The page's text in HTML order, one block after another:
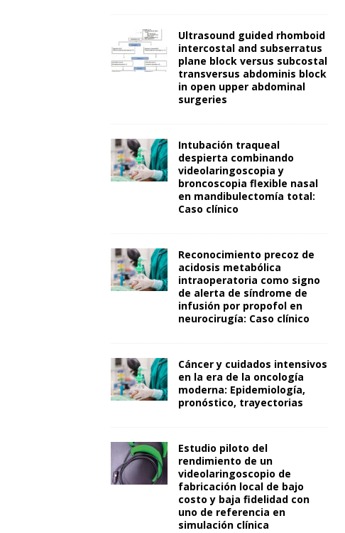
Ultrasound guided rhomboid
intercostal and subserratus
plane block versus subcostal
transversus abdominis block
in open upper abdominal
surgeries
Intubación traqueal
despierta combinando
videolaringoscopia y
broncoscopia flexible nasal
en mandibulectomía total:
Caso clínico
Reconocimiento precoz de
acidosis metabólica
intraoperatoria como signo
de alerta de síndrome de
infusión por propofol en
neurocirugía: Caso clínico
Cáncer y cuidados intensivos
en la era de la oncología
moderna: Epidemiología,
pronóstico, trayectorias
Estudio piloto del
rendimiento de un
videolaringoscopio de
fabricación local de bajo
costo y baja fidelidad con
uno de referencia en
simulación clínica